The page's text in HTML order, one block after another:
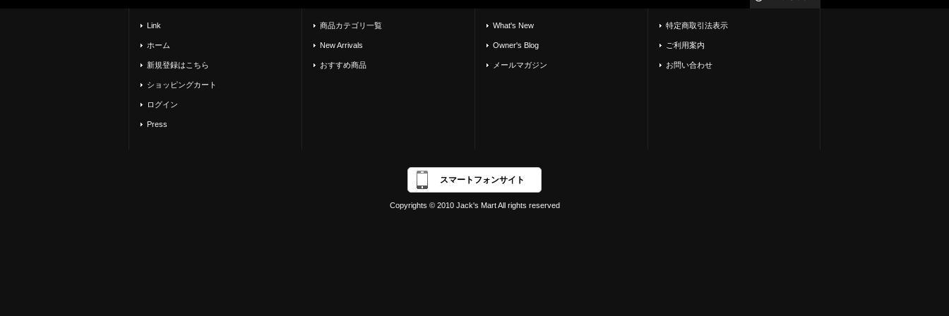
Link
ホーム
新規登録はこちら
ショッピングカート
ログイン
Press
商品カテゴリ一覧
New Arrivals
おすすめ商品
What's New
Owner's Blog
メールマガジン
特定商取引法表示
ご利用案内
お問い合わせ
スマートフォンサイト
Copyrights © 2010 Jack's Mart All rights reserved